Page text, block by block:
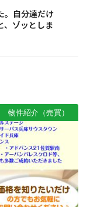
。自分達だけ
、ゾッとしま
物件紹介（売買）